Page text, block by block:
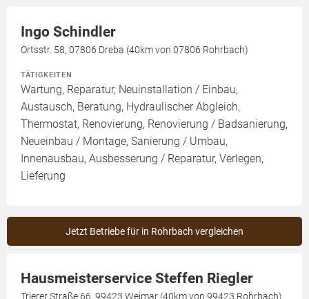
Ingo Schindler
Ortsstr. 58, 07806 Dreba (40km von 07806 Rohrbach)
TÄTIGKEITEN
Wartung, Reparatur, Neuinstallation / Einbau,
Austausch, Beratung, Hydraulischer Abgleich,
Thermostat, Renovierung, Renovierung / Badsanierung,
Neueinbau / Montage, Sanierung / Umbau,
Innenausbau, Ausbesserung / Reparatur, Verlegen,
Lieferung
Jetzt Betriebe für in Rohrbach vergleichen
Hausmeisterservice Steffen Riegler
Trierer Straße 66, 99423 Weimar (40km von 99423 Rohrbach)